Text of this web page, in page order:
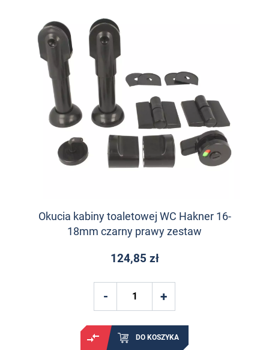
Okucia kabiny toaletowej WC Hakner 16-
18mm czarny prawy zestaw
124,85 zł
DO KOSZYKA